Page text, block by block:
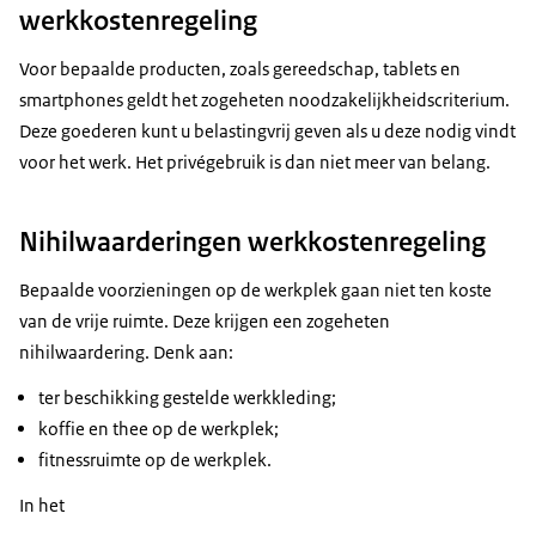
werkkostenregeling
Voor bepaalde producten, zoals gereedschap, tablets en
smartphones geldt het zogeheten noodzakelijkheidscriterium.
Deze goederen kunt u belastingvrij geven als u deze nodig vindt
voor het werk. Het privégebruik is dan niet meer van belang.
Nihilwaarderingen werkkostenregeling
Bepaalde voorzieningen op de werkplek gaan niet ten koste
van de vrije ruimte. Deze krijgen een zogeheten
nihilwaardering. Denk aan:
ter beschikking gestelde werkkleding;
koffie en thee op de werkplek;
fitnessruimte op de werkplek.
In het